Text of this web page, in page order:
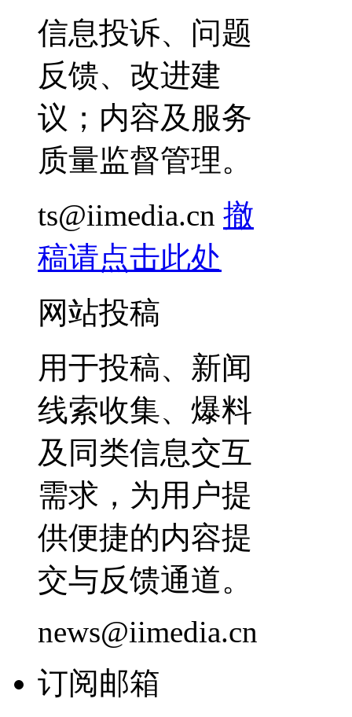
信息投诉、问题
反馈、改进建
议；内容及服务
质量监督管理。
ts@iimedia.cn 撤
稿请点击此处
网站投稿
用于投稿、新闻
线索收集、爆料
及同类信息交互
需求，为用户提
供便捷的内容提
交与反馈通道。
news@iimedia.cn
订阅邮箱